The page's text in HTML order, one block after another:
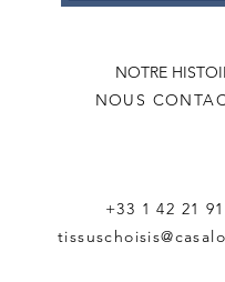
NOTRE
NOUS
+33 1 42 21